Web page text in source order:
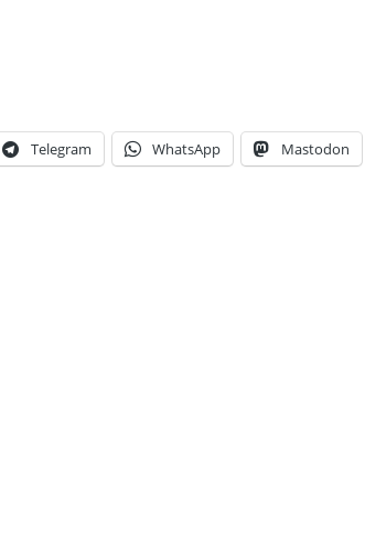
Telegram WhatsApp Mastodon